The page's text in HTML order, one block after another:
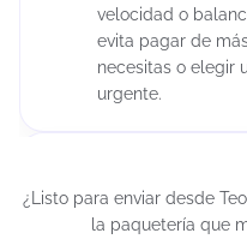
velocidad o
evita pagar de
necesitas o elegir
urgente.
generar la guía?
Depende del
¿Listo para enviar desde
la paquetería que